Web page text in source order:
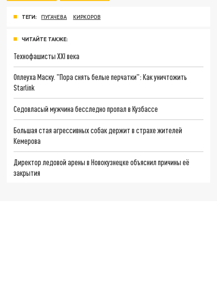
ТЕГИ: ПУГАЧЕВА КИРКОРОВ
ЧИТАЙТЕ ТАКЖЕ:
Технофашисты XXI века
Оплеуха Маску. "Пора снять белые перчатки": Как уничтожить
Starlink
Седовласый мужчина бесследно пропал в Кузбассе
Большая стая агрессивных собак держит в страхе жителей
Кемерова
Директор ледовой арены в Новокузнецке объяснил причины её
закрытия